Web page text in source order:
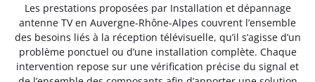
Les prestations proposées par Installation et dépannage
antenne TV en Auvergne-Rhône-Alpes couvrent l’ensemble
des besoins liés à la réception télévisuelle, qu’il s’agisse d’un
problème ponctuel ou d’une installation complète. Chaque
intervention repose sur une vérification précise du signal et